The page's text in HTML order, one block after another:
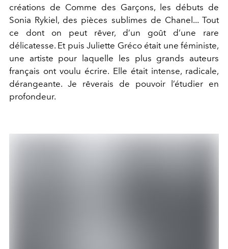
créations de Comme des Garçons, les débuts de
Sonia Rykiel, des pièces sublimes de Chanel... Tout
ce dont on peut rêver, d’un goût d’une rare
délicatesse. Et puis Juliette Gréco était une féministe,
une artiste pour laquelle les plus grands auteurs
français ont voulu écrire. Elle était intense, radicale,
dérangeante. Je rêverais de pouvoir l’étudier en
profondeur.